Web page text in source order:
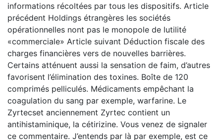
informations récoltées par tous les dispositifs. Article
précédent Holdings étrangères les sociétés
opérationnelles nont pas le monopole de lutilité
«commerciale» Article suivant Déduction fiscale des
charges financières vers de nouvelles barrières.
Certains atténuent aussi la sensation de faim, d’autres
favorisent l’élimination des toxines. Boîte de 120
comprimés pelliculés. Médicaments empêchant la
coagulation du sang par exemple, warfarine. Le
Zyrtecset anciennement Zyrtec contient un
antihistaminique, la cétirizine. Vous venez de signaler
ce commentaire. J’entends par là par exemple, est ce